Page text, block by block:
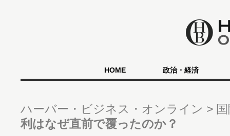
HOME 政治・経済
ハーバー・ビジネス・オンライン
利はなぜ直前で覆ったのか？